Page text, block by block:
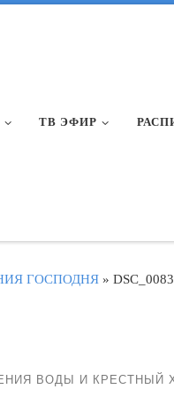
ТВ ЭФИР
ГОСПОДНЯ » DSC_0083
ВОДЫ И КРЕСТНЫЙ